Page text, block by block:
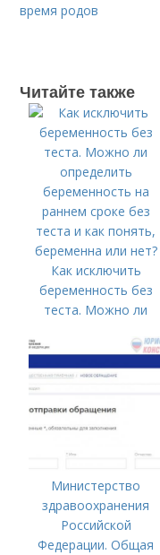
время родов
Читайте также
Как исключить
беременность без
теста. Можно ли
беременность на
раннем сроке без
теста и как понять,
беременна или нет?
Министерство
здравоохранения
Российской
Федерации. Общая